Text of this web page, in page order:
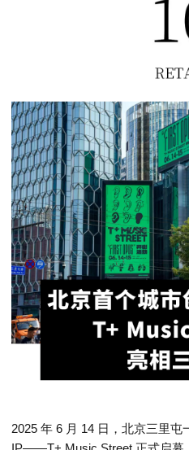
2025 年 6 月 14 日，北京三里